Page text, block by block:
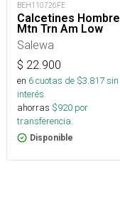
BEH110726FE
Calcetines Hombre
Mtn Trn Am Low
Salewa
$ 22.900
en 6cuotas de $3.817sin
interés
ahorras $920 por
transferencia.
Disponible